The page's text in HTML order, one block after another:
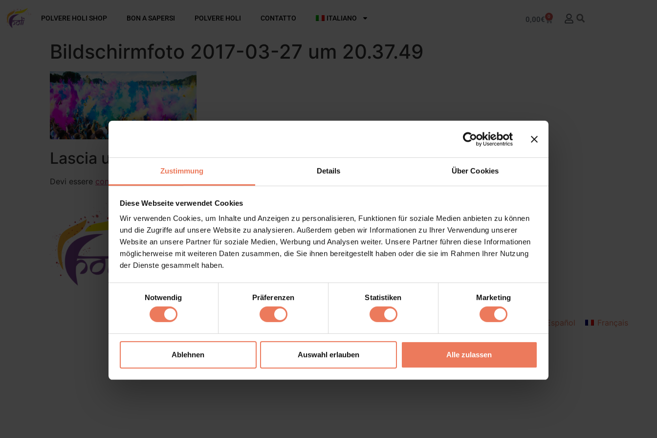
Zustimmung Details Über Cookies
Diese Webseite verwendet Cookies
Wir verwenden Cookies, um Inhalte und Anzeigen zu personalisieren, Funktionen für soziale Medien anbieten zu können
und die Zugriffe auf unsere Website zu analysieren. Außerdem geben wir Informationen zu Ihrer Verwendung unserer
Website an unsere Partner für soziale Medien, Werbung und Analysen weiter. Unsere Partner führen diese Informationen
möglicherweise mit weiteren Daten zusammen, die Sie ihnen bereitgestellt haben oder die sie im Rahmen Ihrer Nutzung
der Dienste gesammelt haben.
Notwendig
Präferenzen Statistiken Marketing
Ablehnen Auswahl erlauben Alle zulassen
POLVERE HOLI SHOP BON A SAPERSI POLVERE HOLI CONTATTO ITALIANO 0,00€ 0
Bildschirmfoto 2017-03-27 um 20.37.49
Lascia un commento
Devi essere connesso
Termini di servizio Impronta English Español
Français
Italiano